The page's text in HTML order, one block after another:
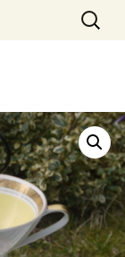
Suchen
nach: